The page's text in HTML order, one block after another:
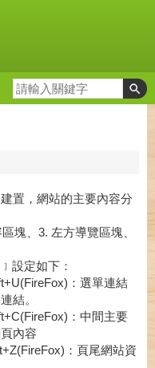
置，網站的主要內容分
塊、3. 左方導覽區塊、
設定如下：
：選單連結
結。
：中間主要
內容
：頁尾網站資